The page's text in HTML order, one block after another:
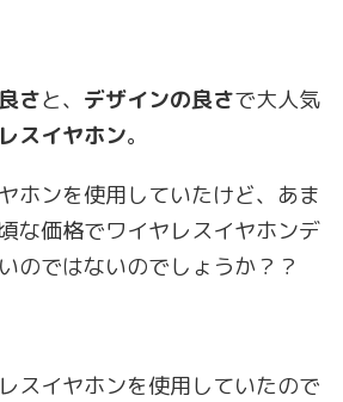
さと、 デザインの良さで大人気
スイヤホン。
ホンを使用していたけど、あま
な価格でワイヤレスイヤホンデ
のではないのでしょうか？？
スイヤホンを使用していたので